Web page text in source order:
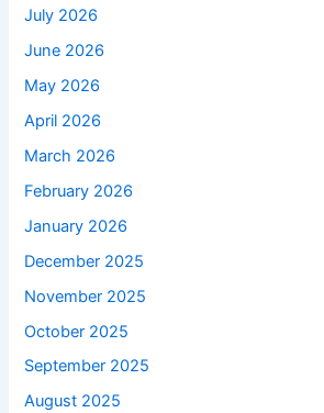
July 2026
June 2026
May 2026
April 2026
March 2026
February 2026
January 2026
December 2025
November 2025
October 2025
September 2025
August 2025